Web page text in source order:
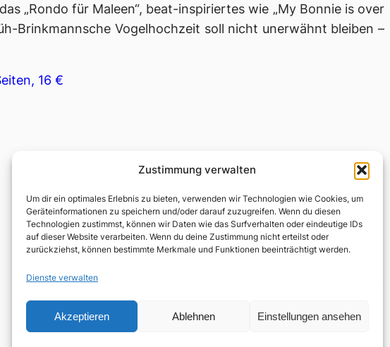
Zustimmung verwalten
Um dir ein optimales Erlebnis zu bieten, verwenden wir Technologien wie Cookies, um
Geräteinformationen zu speichern und/oder darauf zuzugreifen. Wenn du diesen
Technologien zustimmst, können wir Daten wie das Surfverhalten oder eindeutige IDs
auf dieser Website verarbeiten. Wenn du deine Zustimmung nicht erteilst oder
zurückziehst, können bestimmte Merkmale und Funktionen beeinträchtigt werden.
Dienste verwalten
Akzeptieren Ablehnen Einstellungen ansehen
„Rondo für Maleen“, beat-inspiriertes wie „My Bonnie is over
Brinkmannsche Vogelhochzeit soll nicht unerwähnt bleiben –
16 €